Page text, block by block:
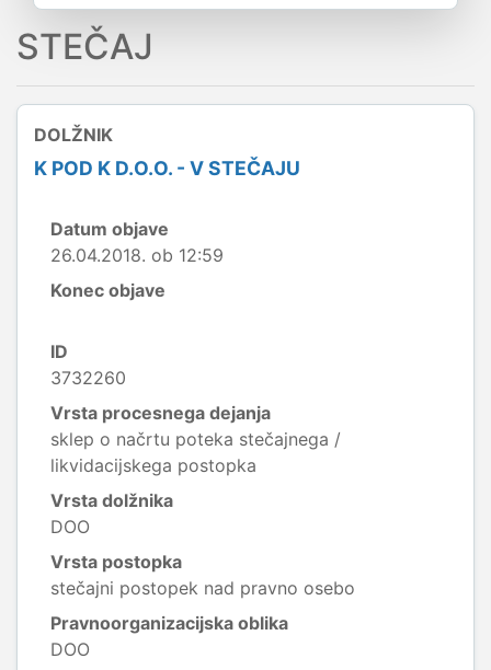
STEČAJ
DOLŽNIK
K POD K D.O.O. - V STEČAJU
Datum objave
26.04.2018. ob 12:59
Konec objave
ID
3732260
Vrsta procesnega dejanja
sklep o načrtu poteka stečajnega /
likvidacijskega postopka
Vrsta dolžnika
DOO
Vrsta postopka
stečajni postopek nad pravno osebo
Pravnoorganizacijska oblika
DOO